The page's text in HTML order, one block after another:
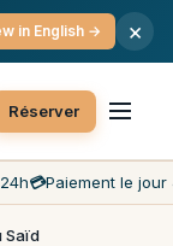
7j/7
Réserver
💳Paiement le jour
Saïd
in English → ×